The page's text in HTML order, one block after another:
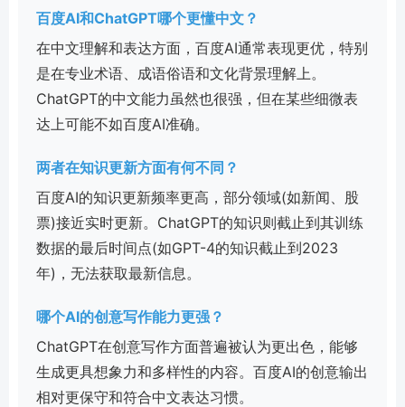
百度AI和ChatGPT哪个更懂中文？
在中文理解和表达方面，百度AI通常表现更优，特别
是在专业术语、成语俗语和文化背景理解上。
ChatGPT的中文能力虽然也很强，但在某些细微表
达上可能不如百度AI准确。
两者在知识更新方面有何不同？
百度AI的知识更新频率更高，部分领域(如新闻、股
票)接近实时更新。ChatGPT的知识则截止到其训练
数据的最后时间点(如GPT-4的知识截止到2023
年)，无法获取最新信息。
哪个AI的创意写作能力更强？
ChatGPT在创意写作方面普遍被认为更出色，能够
生成更具想象力和多样性的内容。百度AI的创意输出
相对更保守和符合中文表达习惯。